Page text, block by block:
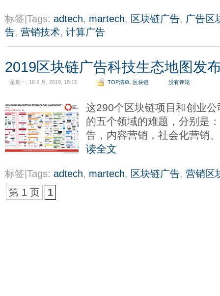
标签|Tags: adtech, martech, 区块链广告, 广告区
告, 营销技术, 计算广告
2019区块链广告科技生态地图发
星期一, 18 2 月, 2019, 18:15 TOP清单 区块链 没有评论
这290个区块链项目和创业
的五个领域的难题，分别是
告，内容营销，社会化营销
读全文
标签|Tags: adtech, martech, 区块链广告, 营销区
第 1 页
1